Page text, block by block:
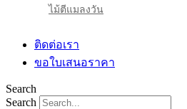
ไม้ตีแมลงวัน
ติดต่อเรา
ขอใบเสนอราคา
Search
Search